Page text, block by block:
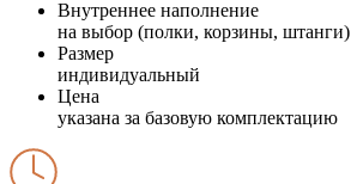
Внутреннее наполнение
на выбор (полки, корзины, штанги)
Размер
индивидуальный
Цена
указана за базовую комплектацию